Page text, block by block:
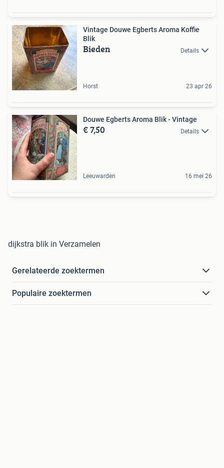
Vintage Douwe Egberts Aroma Koffie
Blik
Bieden Details
Horst 23 apr 26
Douwe Egberts Aroma Blik - Vintage
€ 7,50 Details
Leeuwarden 16 mei 26
dijkstra blik in Verzamelen
Gerelateerde zoektermen
Populaire zoektermen